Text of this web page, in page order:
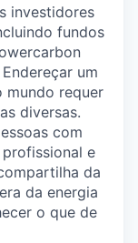
investidores
fundos
um
mundo requer
diversas.
com
e
da
da energia
o que de